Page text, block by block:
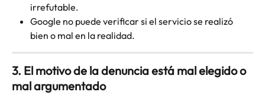
irrefutable.
Google no puede verificar si el servicio se realizó
bien o mal en la realidad.
3. El motivo de la denuncia está mal elegido o
mal argumentado